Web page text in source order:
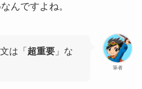
んですよね。
筆者
は「 超重要」な